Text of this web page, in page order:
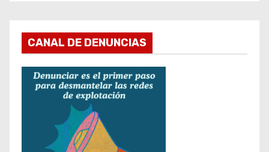
CANAL DE DENUNCIAS